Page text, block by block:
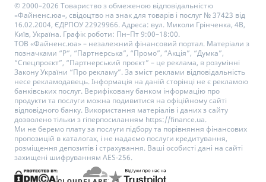
© 2000–2026 Товариство з обмеженою відповідальністю
«Файненс.юа», свідоцтво на знак для товарів і послуг № 37423 від
16.02.2004, ЄДРПОУ 22929966. Адреса: вул. Миколи Грінченка, 4В,
Київ, Україна. Графік роботи: Пн–Пт 9:00–18:00.
ТОВ «Файненс.юа» – незалежний фінансовий портал. Матеріали з
позначками “Р”, “Партнерська”, “Промо”, “Акція”, “Думка”,
“Спецпроєкт”, “Партнерський проєкт” – це реклама, в розумінні
Закону України “Про рекламу”. За зміст реклами відповідальність
несе рекламодавець. Інформація на даній сторінці не є рекламою
банківських послуг. Верифіковану банком інформацію про
продукти та послуги можна подивитися на офіційному сайті
відповідного банку. Використання матеріалів і даних з сайту
дозволено тільки з гіперпосиланням https://finance.ua.
Ми не беремо плату за послуги підбору та порівняння фінансових
пропозицій в каталогах, і не надаємо послуги кредитування,
розміщення депозитів і страхування. Ваші особисті дані на сайті
захищені шифруванням AES-256.